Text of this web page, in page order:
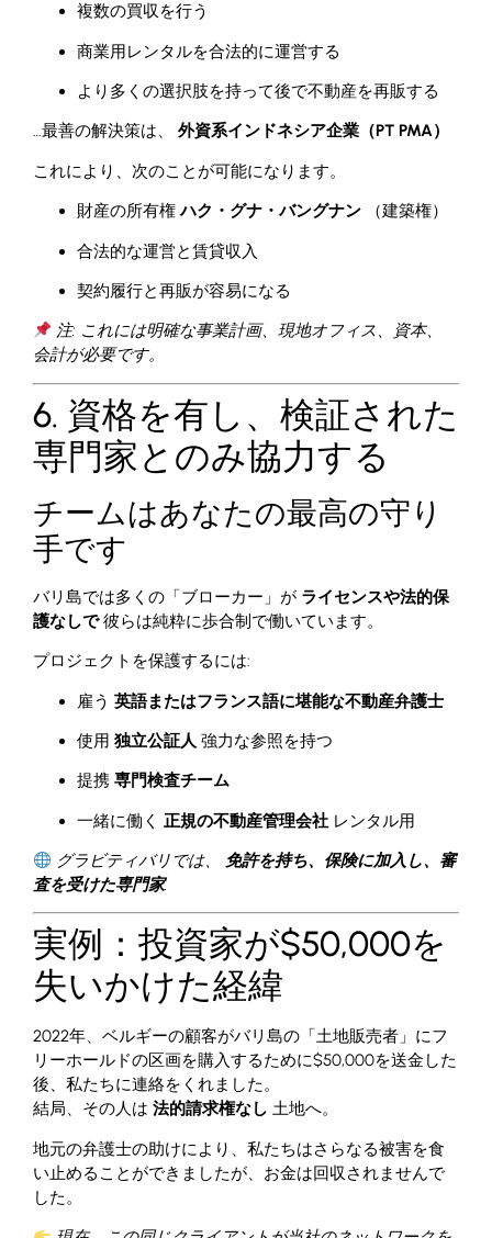
複数の買収を行う
商業用レンタルを合法的に運営する
より多くの選択肢を持って後で不動産を再販する
…最善の解決策は、 外資系インドネシア企業（PT PMA）
これにより、次のことが可能になります。
財産の所有権ハク・グナ・バングナン （建築権）
合法的な運営と賃貸収入
契約履行と再販が容易になる
注: これには明確な事業計画、現地オフィス、資本、
会計が必要です。
6. 資格を有し、検証された
専門家とのみ協力する
チームはあなたの最高の守り
手です
バリ島では多くの「ブローカー」が ライセンスや法的保
護なしで彼らは純粋に歩合制で働いています。
プロジェクトを保護するには:
雇う 英語またはフランス語に堪能な不動産弁護士
使用 独立公証人 強力な参照を持つ
提携 専門検査チーム
一緒に働く 正規の不動産管理会社 レンタル用
グラビティバリでは、 免許を持ち、保険に加入し、審
査を受けた専門家.
実例：投資家が$50,000を
失いかけた経緯
2022年、ベルギーの顧客がバリ島の「土地販売者」にフ
リーホールドの区画を購入するために$50,000を送金した
後、私たちに連絡をくれました。
結局、その人は 法的請求権なし 土地へ。
地元の弁護士の助けにより、私たちはさらなる被害を食
い止めることができましたが、お金は回収されませんで
した。